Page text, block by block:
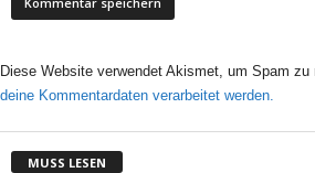
Diese Website verwendet Akismet, um Spam zu
deine Kommentardaten verarbeitet werden.
MUSS LESEN